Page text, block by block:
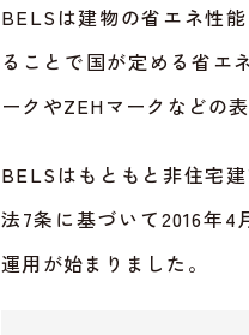
BELSは建物の省エネ性
ることで国が定める省エ
ークやZEHマークなどの
BELSはもともと非住宅
法7条に基づいて2016年
運用が始まりました。